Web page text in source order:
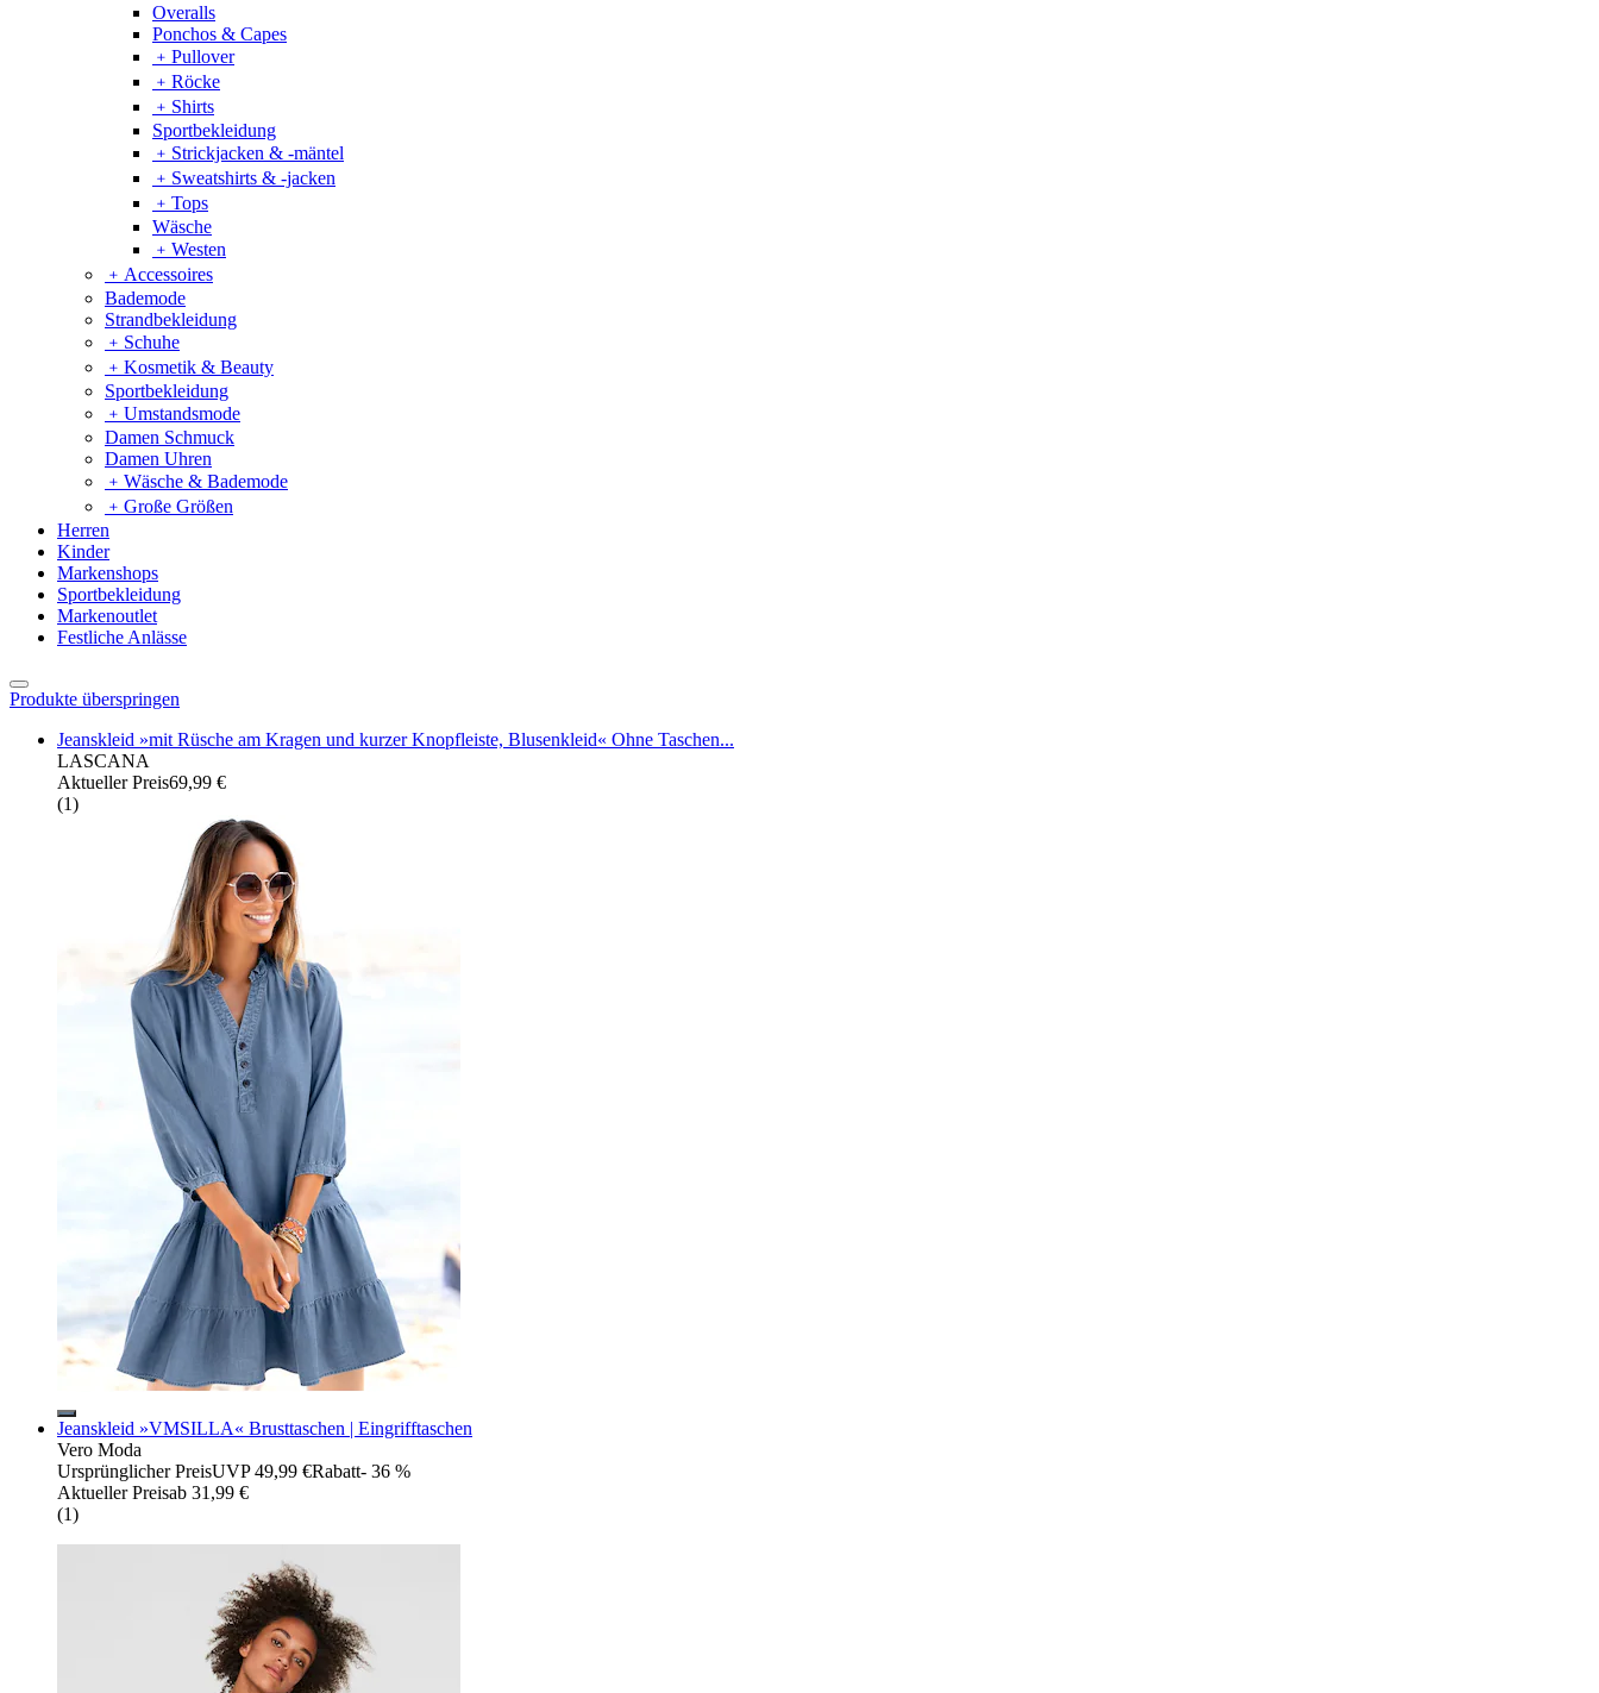
Overalls
Ponchos & Capes
﹢ Pullover
﹢ Röcke
﹢ Shirts
Sportbekleidung
﹢ Strickjacken & -mäntel
﹢ Sweatshirts & -jacken
﹢ Tops
Wäsche
﹢ Westen
﹢ Accessoires
Bademode
Strandbekleidung
﹢ Schuhe
﹢ Kosmetik & Beauty
Sportbekleidung
﹢ Umstandsmode
Damen Schmuck
Damen Uhren
﹢ Wäsche & Bademode
﹢ Große Größen
Herren
Kinder
Markenshops
Sportbekleidung
Markenoutlet
Festliche Anlässe
Produkte überspringen
Jeanskleid »mit Rüsche am Kragen und kurzer Knopfleiste, Blusenkleid« Ohne Taschen...
LASCANA
Aktueller Preis69,99 €
(1)
Jeanskleid »VMSILLA« Brusttaschen | Eingrifftaschen
Vero Moda
Ursprünglicher PreisUVP 49,99 €Rabatt- 36 %
Aktueller Preisab 31,99 €
(1)